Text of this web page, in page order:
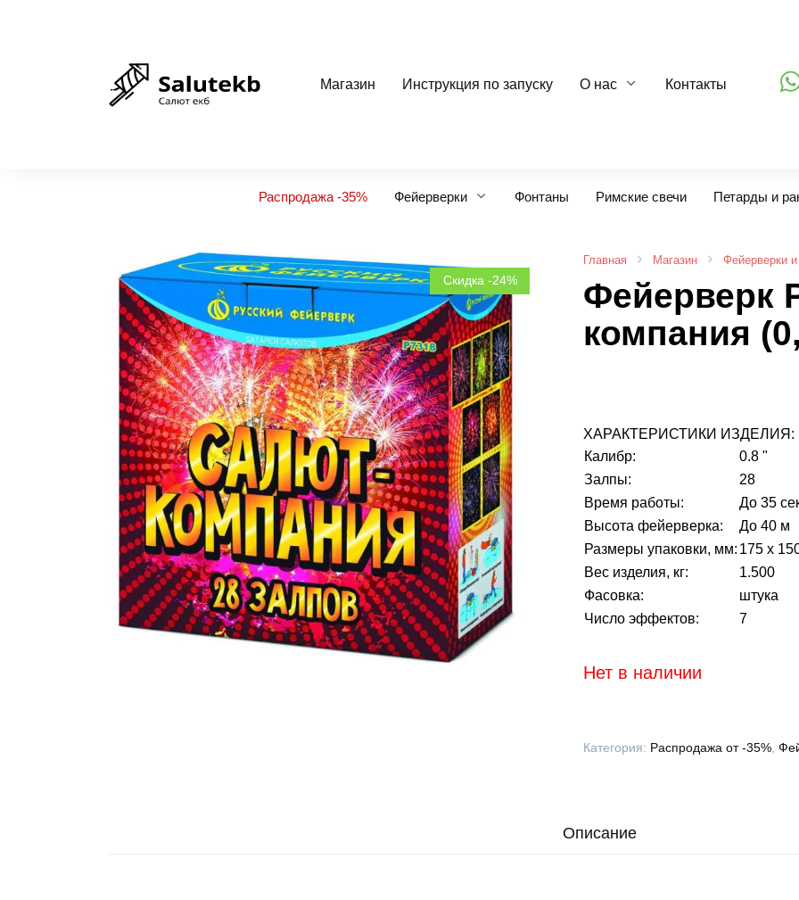
Магазин Инструкция по запуску О нас Контакты
Распродажа -35% Фейерверки Фонтаны Римские свечи Петарды и
Скидка -24%
Главная Магазин Фейерверки
Фейерверк
компания
ХАРАКТЕРИСТИКИ ИЗДЕЛИЯ:
Калибр:
0.8 "
Залпы:
28
Время работы:
До 35
Высота фейерверка:
До 40 м
Размеры упаковки, мм: 175 х
Вес изделия, кг:
1.500
Фасовка:
штука
Число эффектов:
7
Нет в наличии
Категория: Распродажа от -35%
Описание